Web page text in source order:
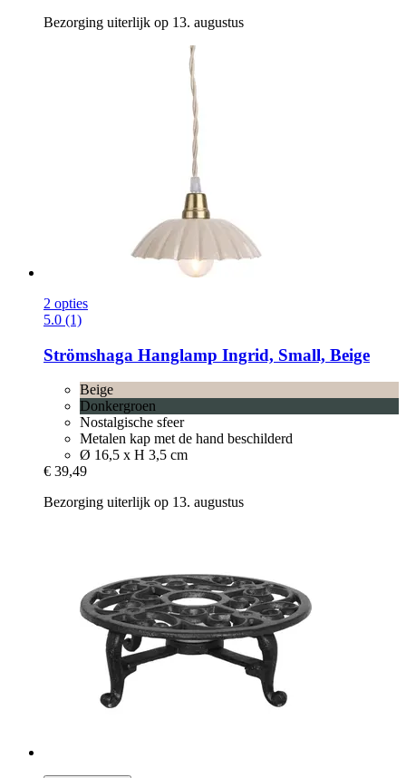
Bezorging uiterlijk op 13. augustus
2 opties
5.0 (1)
Strömshaga Hanglamp Ingrid, Small, Beige
Beige
Donkergroen
Nostalgische sfeer
Metalen kap met de hand beschilderd
Ø 16,5 x H 3,5 cm
€ 39,49
Bezorging uiterlijk op 13. augustus